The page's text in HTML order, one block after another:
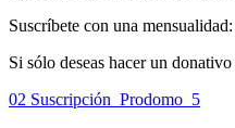
Suscríbete con una
Si sólo deseas hacer un
02 Suscripción_Prodomo_5